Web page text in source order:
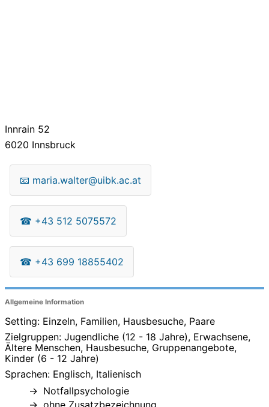
Innrain 52
6020 Innsbruck
📧 maria.walter@uibk.ac.at
☎ +43 512 5075572
☎ +43 699 18855402
Allgemeine Information
Setting: Einzeln, Familien, Hausbesuche, Paare
Zielgruppen: Jugendliche (12 - 18 Jahre), Erwachsene,
Ältere Menschen, Hausbesuche, Gruppenangebote,
Kinder (6 - 12 Jahre)
Sprachen: Englisch, Italienisch
Notfallpsychologie